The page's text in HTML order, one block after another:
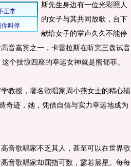
斯先生身边有一位光彩照人
的女子与其共同放歌，台下
献给女子的掌声久久不能停
音嘉宾之一，卡雷拉斯在听完三盘试音
个技惊四座的幸运女神就是熊郁菲。
授，著名歌唱家周小燕女士的精心辅
奇迹，她，凭借自信与实力幸运地成为
歌唱家不乏其人，甚至可以在世界歌
音歌唱家却屈指可数，寥若晨星。每每